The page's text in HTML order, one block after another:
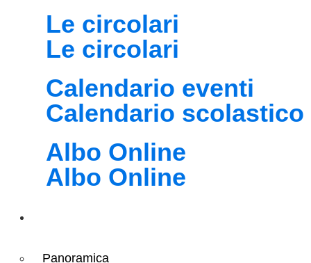
Le circolari
Le circolari
Calendario eventi
Calendario scolastico
Albo Online
Albo Online
Panoramica